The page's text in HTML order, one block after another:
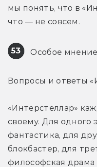
мы понять, что в
что — не совсем.
53 Особое мнение
Вопросы и ответы
«Интерстеллар»
своему. Для одного
фантастика, для
блокбастер, для
философская